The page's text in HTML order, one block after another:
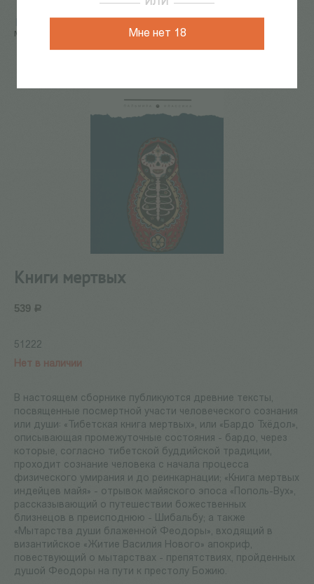
ИЛИ
Мне нет 18
мертвых
Книги мертвых
539 Р
51222
Нет в наличии
В настоящем сборнике публикуются древние тексты,
посвященные посмертной участи человеческого сознания
или души: «Тибетская книга мертвых», или «Бардо Тхёдол»,
описывающая промежуточные состояния - бардо, через
которые, согласно тибетской буддийской традиции,
проходит сознание человека с начала процесса
физического умирания и до реинкарнации; «Книга мертвых
индейцев майя» - отрывок майяского эпоса «Пополь-Вух»,
рассказывающий о путешествии божественных
близнецов в преисподнюю - Шибальбу; а также
«Мытарства души блаженной Феодоры», входящий в
византийское «Житие Василия Нового» апокриф,
повествующий о мытарствах - препятствиях, пройденных
душой Феодоры на пути к престолу Божию.